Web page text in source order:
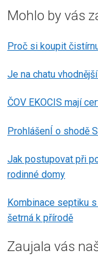
Mohlo by vás
Proč si koupit
Je na chatu
ČOV EKOCIS mají
ProhlášenÍ o shodě
Jak postupovat při
rodinné domy
Kombinace septiku
šetrná k přírodě
Zaujala vás